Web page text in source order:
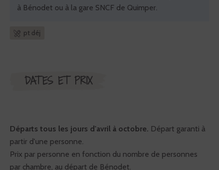
à Bénodet ou à la gare SNCF de Quimper.
pt déj
DATES ET PRIX
Départs tous les jours d'avril à octobre. Départ garanti à
partir d'une personne.
Prix par personne en fonction du nombre de personnes
par chambre, au départ de Bénodet.